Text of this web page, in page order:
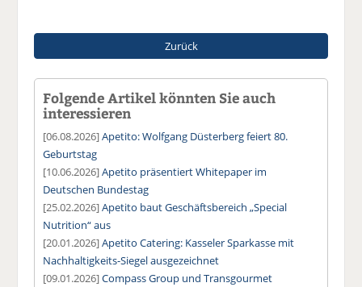
Zurück
Folgende Artikel könnten Sie auch
interessieren
[06.08.2026]Apetito: Wolfgang Düsterberg feiert 80.
Geburtstag
[10.06.2026]Apetito präsentiert Whitepaper im
Deutschen Bundestag
[25.02.2026]Apetito baut Geschäftsbereich „Special
Nutrition“ aus
[20.01.2026]Apetito Catering: Kasseler Sparkasse mit
Nachhaltigkeits-Siegel ausgezeichnet
[09.01.2026]Compass Group und Transgourmet